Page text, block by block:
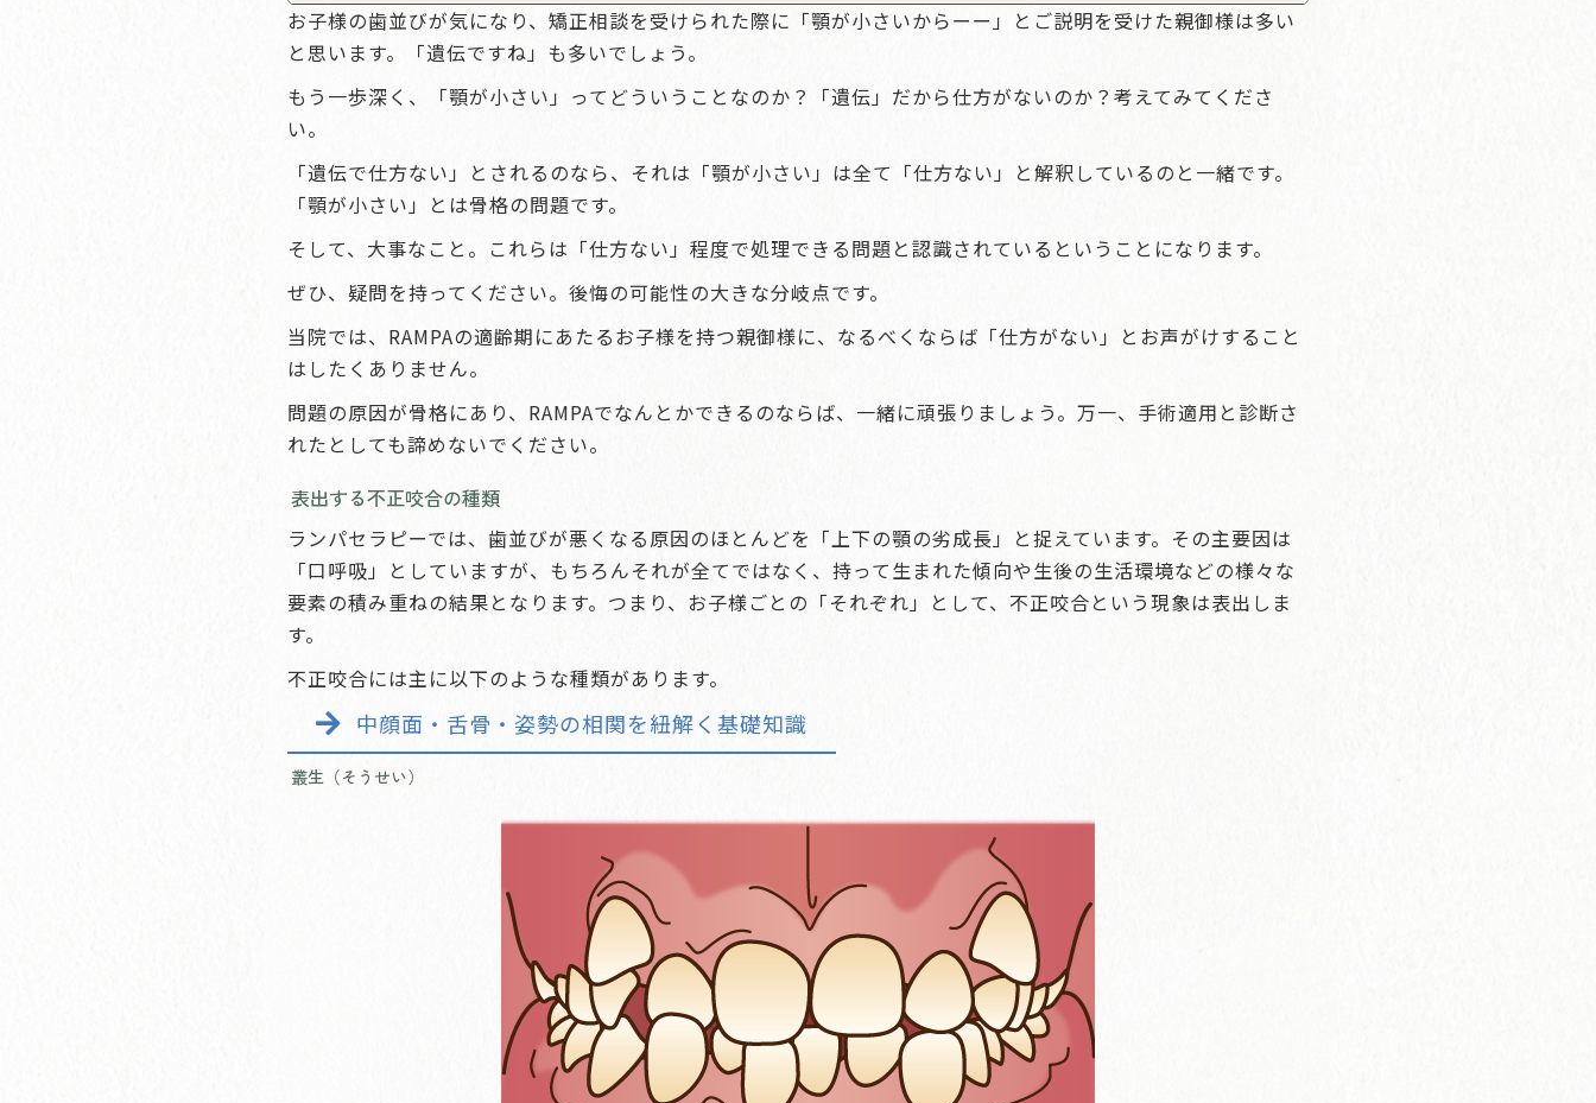
お子様の歯並びが気になり、矯正相談を受けられた際に「顎が小さいからーー」とご説明を受けた親御様は多い
と思います。「遺伝ですね」も多いでしょう。
もう一歩深く、「顎が小さい」ってどういうことなのか？「遺伝」だから仕方がないのか？考えてみてくださ
い。
「遺伝で仕方ない」とされるのなら、それは「顎が小さい」は全て「仕方ない」と解釈しているのと一緒です。
「顎が小さい」とは骨格の問題です。
そして、大事なこと。これらは「仕方ない」程度で処理できる問題と認識されているということになります。
ぜひ、疑問を持ってください。後悔の可能性の大きな分岐点です。
当院では、RAMPAの適齢期にあたるお子様を持つ親御様に、なるべくならば「仕方がない」とお声がけすること
はしたくありません。
問題の原因が骨格にあり、RAMPAでなんとかできるのならば、一緒に頑張りましょう。万一、手術適用と診断さ
れたとしても諦めないでください。
表出する不正咬合の種類
ランパセラピーでは、歯並びが悪くなる原因のほとんどを「上下の顎の劣成長」と捉えています。その主要因は
「口呼吸」としていますが、もちろんそれが全てではなく、持って生まれた傾向や生後の生活環境などの様々な
要素の積み重ねの結果となります。つまり、お子様ごとの「それぞれ」として、不正咬合という現象は表出しま
す。
不正咬合には主に以下のような種類があります。
中顔面・舌骨・姿勢の相関を紐解く基礎知識
叢生（そうせい）